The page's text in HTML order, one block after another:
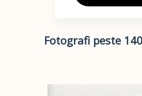
Fotografi peste